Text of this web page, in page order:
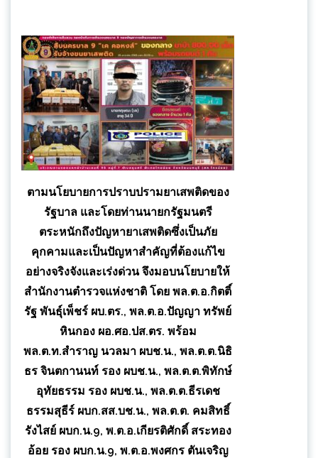
ตามนโยบายการปราบปรามยาเสพติดของ
รัฐบาล และโดยท่านนายกรัฐมนตรี
ตระหนักถึงปัญหายาเสพติดซึ่งเป็นภัย
คุกคามและเป็นปัญหาสำคัญที่ต้องแก้ไข
อย่างจริงจังและเร่งด่วน จึงมอบนโยบายให้
สำนักงานตำรวจแห่งชาติ โดย พล.ต.อ.กิตติ์
รัฐ พันธุ์เพ็ชร์ ผบ.ตร., พล.ต.อ.ปัญญา ทรัพย์
หินกอง ผอ.ศอ.ปส.ตร. พร้อม
พล.ต.ท.สำราญ นวลมา ผบช.น., พล.ต.ต.นิธิ
ธร จินตกานนท์ รอง ผบช.น., พล.ต.ต.พิทักษ์
อุทัยธรรม รอง ผบช.น., พล.ต.ต.ธีรเดช
ธรรมสุธีร์ ผบก.สส.บช.น., พล.ต.ต. คมสิทธิ์
รังไสย์ ผบก.น.9, พ.ต.อ.เกียรติศักดิ์ สระทอง
อ้อย รอง ผบก.น.9, พ.ต.อ.พงศกร ตันเจริญ